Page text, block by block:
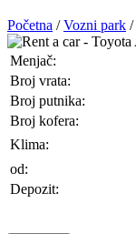
Početna / Vozni park /
Menjač:
Broj vrata:
Broj putnika:
Broj kofera:
Klima:
od:
Depozit: